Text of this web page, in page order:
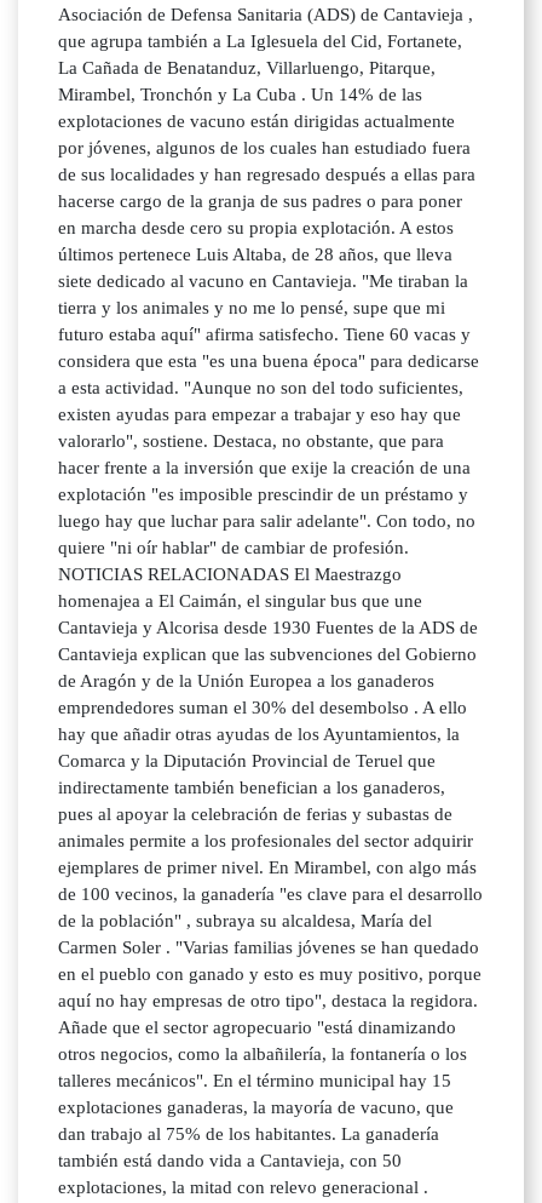
Asociación de Defensa Sanitaria (ADS) de Cantavieja ,
que agrupa también a La Iglesuela del Cid, Fortanete,
La Cañada de Benatanduz, Villarluengo, Pitarque,
Mirambel, Tronchón y La Cuba . Un 14% de las
explotaciones de vacuno están dirigidas actualmente
por jóvenes, algunos de los cuales han estudiado fuera
de sus localidades y han regresado después a ellas para
hacerse cargo de la granja de sus padres o para poner
en marcha desde cero su propia explotación. A estos
últimos pertenece Luis Altaba, de 28 años, que lleva
siete dedicado al vacuno en Cantavieja. "Me tiraban la
tierra y los animales y no me lo pensé, supe que mi
futuro estaba aquí" afirma satisfecho. Tiene 60 vacas y
considera que esta "es una buena época" para dedicarse
a esta actividad. "Aunque no son del todo suficientes,
existen ayudas para empezar a trabajar y eso hay que
valorarlo", sostiene. Destaca, no obstante, que para
hacer frente a la inversión que exije la creación de una
explotación "es imposible prescindir de un préstamo y
luego hay que luchar para salir adelante". Con todo, no
quiere "ni oír hablar" de cambiar de profesión.
NOTICIAS RELACIONADAS El Maestrazgo
homenajea a El Caimán, el singular bus que une
Cantavieja y Alcorisa desde 1930 Fuentes de la ADS de
Cantavieja explican que las subvenciones del Gobierno
de Aragón y de la Unión Europea a los ganaderos
emprendedores suman el 30% del desembolso . A ello
hay que añadir otras ayudas de los Ayuntamientos, la
Comarca y la Diputación Provincial de Teruel que
indirectamente también benefician a los ganaderos,
pues al apoyar la celebración de ferias y subastas de
animales permite a los profesionales del sector adquirir
ejemplares de primer nivel. En Mirambel, con algo más
de 100 vecinos, la ganadería "es clave para el desarrollo
de la población" , subraya su alcaldesa, María del
Carmen Soler . "Varias familias jóvenes se han quedado
en el pueblo con ganado y esto es muy positivo, porque
aquí no hay empresas de otro tipo", destaca la regidora.
Añade que el sector agropecuario "está dinamizando
otros negocios, como la albañilería, la fontanería o los
talleres mecánicos". En el término municipal hay 15
explotaciones ganaderas, la mayoría de vacuno, que
dan trabajo al 75% de los habitantes. La ganadería
también está dando vida a Cantavieja, con 50
explotaciones, la mitad con relevo generacional .